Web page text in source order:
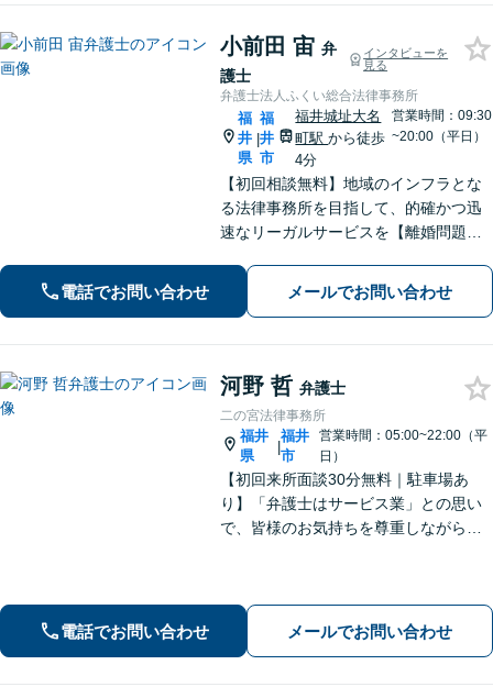
小前田 宙 弁
護士
インタビューを
見る
弁護士法人ふくい総合法律事務所
福
井
県
|
福
井
市
福井城址大名
町駅から徒歩
4分
営業時間：09:30
~20:00（平日）
【初回相談無料】地域のインフラとな
る法律事務所を目指して、的確かつ迅
速なリーガルサービスを【離婚問題】
お任せください【相続問題】福井密着
型事務所として地域特性を活かしたア
電話でお問い合わせ メールでお問い合わせ
河野 哲 弁護士
二の宮法律事務所
福井
県
|
福井
市
営業時間：05:00~22:00（平
日）
【初回来所面談30分無料｜駐車場あ
り】「弁護士はサービス業」との思い
で、皆様のお気持ちを尊重しながら解
直通電話｜事前予約で夜間・休日可】
【完全個室】
電話でお問い合わせ メールでお問い合わせ